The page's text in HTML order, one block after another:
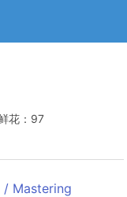
花：97
/ Mastering